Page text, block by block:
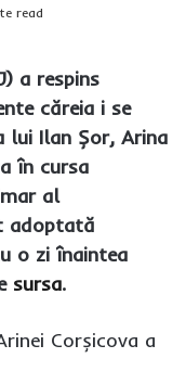
read
a respins
căreia i se
lui Ilan Șor, Arina
în cursa
al
adoptată
o zi înaintea
sursa.
Corșicova a